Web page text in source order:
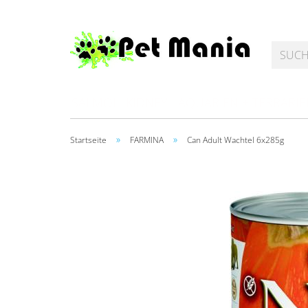
Startseite » FARMINA » Can Adult Wachtel 6x285g